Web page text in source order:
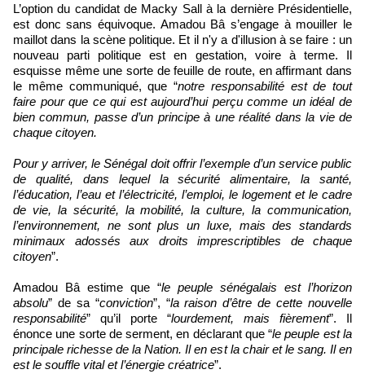
L’option du candidat de Macky Sall à la dernière Présidentielle,
est donc sans équivoque. Amadou Bâ s’engage à mouiller le
maillot dans la scène politique. Et il n'y a d'illusion à se faire : un
nouveau parti politique est en gestation, voire à terme. Il
esquisse même une sorte de feuille de route, en affirmant dans
le même communiqué, que “notre responsabilité est de tout
faire pour que ce qui est aujourd’hui perçu comme un idéal de
bien commun, passe d’un principe à une réalité dans la vie de
chaque citoyen.
Pour y arriver, le Sénégal doit offrir l’exemple d’un service public
de qualité, dans lequel la sécurité alimentaire, la santé,
l’éducation, l’eau et l’électricité, l’emploi, le logement et le cadre
de vie, la sécurité, la mobilité, la culture, la communication,
l’environnement, ne sont plus un luxe, mais des standards
minimaux adossés aux droits imprescriptibles de chaque
citoyen”.
Amadou Bâ estime que “le peuple sénégalais est l’horizon
absolu” de sa “conviction”, “la raison d’être de cette nouvelle
responsabilité” qu’il porte “lourdement, mais fièrement”. Il
énonce une sorte de serment, en déclarant que “le peuple est la
principale richesse de la Nation. Il en est la chair et le sang. Il en
est le souffle vital et l’énergie créatrice”.